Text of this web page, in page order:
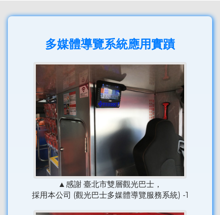
多媒體導覽系統應用實蹟
▲感謝 臺北市雙層觀光巴士，
採用本公司 (觀光巴士多媒體導覽服務系統) -1